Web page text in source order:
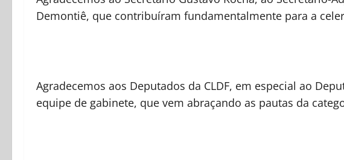
Demontiê, que contribuíram fundamentalmente para a
Agradecemos aos Deputados da CLDF, em especial ao
equipe de gabinete, que vem abraçando as pautas da